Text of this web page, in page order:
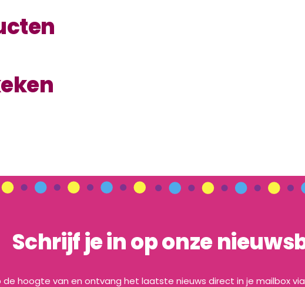
Schrijf je in op onze
de hoogte van en ontvang het laatste nieuws direct in je mailbox